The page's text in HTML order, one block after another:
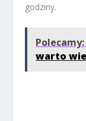
godziny.
Polecamy:
warto